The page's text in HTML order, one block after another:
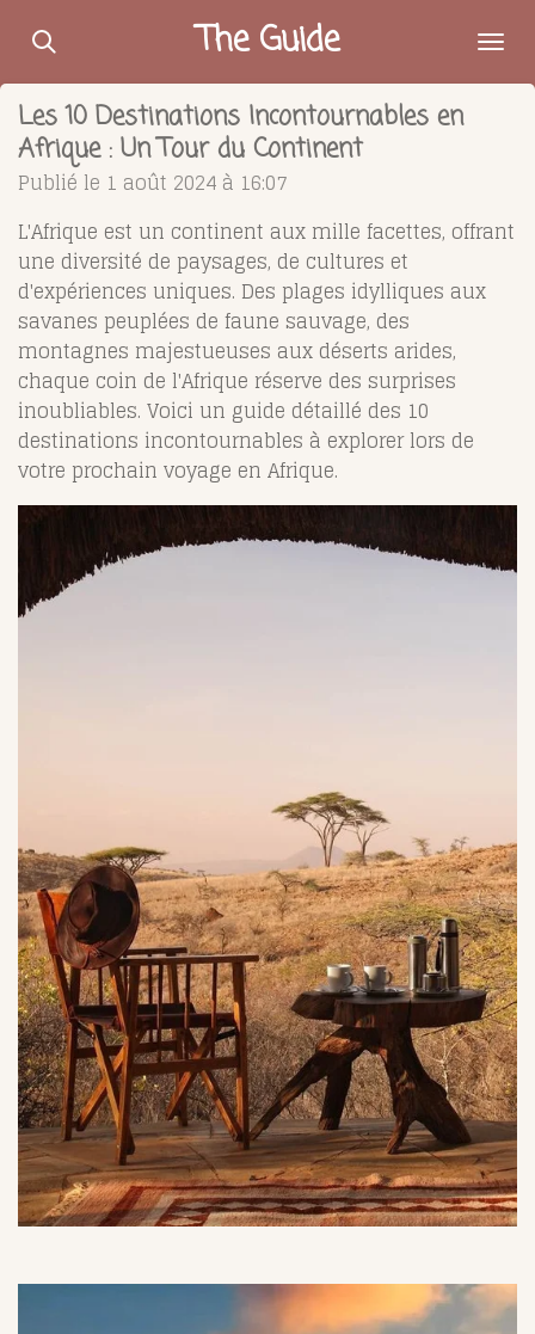
Passer
contenu
principal
The Guide
Les 10 Destinations Incontournables en
Afrique : Un Tour du Continent
Publié le 1 août 2024 à 16:07
L'Afrique est un continent aux mille facettes, offrant
une diversité de paysages, de cultures et
d'expériences uniques. Des plages idylliques aux
savanes peuplées de faune sauvage, des
montagnes majestueuses aux déserts arides,
chaque coin de l'Afrique réserve des surprises
inoubliables. Voici un guide détaillé des 10
destinations incontournables à explorer lors de
votre prochain voyage en Afrique.